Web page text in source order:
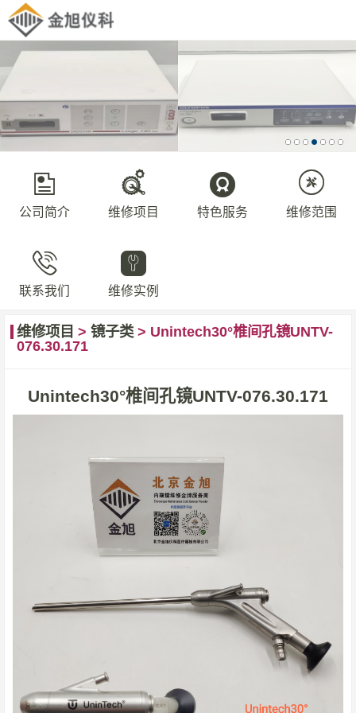
公司简介 维修项目 特色服务 维修范围
联系我们 维修实例
维修项目 > 镜子类> Unintech30°椎间孔镜UNTV-
076.30.171
Unintech30°椎间孔镜UNTV-076.30.171